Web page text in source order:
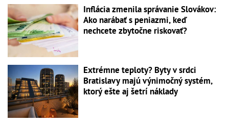
Inflácia zmenila správanie Slovákov:
Ako narábať s peniazmi, keď
nechcete zbytočne riskovať?
Extrémne teploty? Byty v srdci
Bratislavy majú výnimočný systém,
ktorý ešte aj šetrí náklady